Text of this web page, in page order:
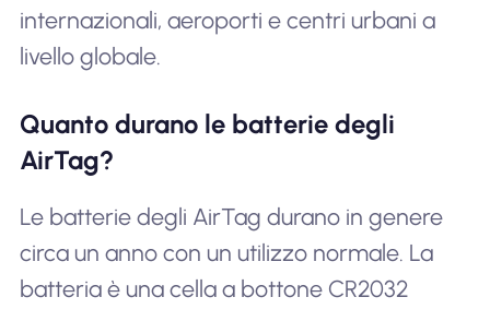
internazionali, aeroporti e centri urbani a
livello globale.
Quanto durano le batterie degli
AirTag?
Le batterie degli AirTag durano in genere
circa un anno con un utilizzo normale. La
batteria è una cella a bottone CR2032